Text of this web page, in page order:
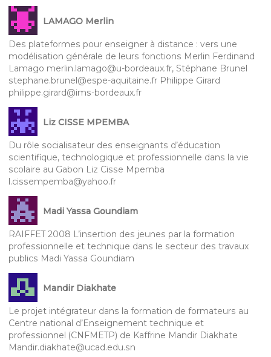
LAMAGO Merlin
Des plateformes pour enseigner à distance : vers une
modélisation générale de leurs fonctions Merlin Ferdinand
Lamago merlin.lamago@u-bordeaux.fr, Stéphane Brunel
stephane.brunel@espe-aquitaine.fr Philippe Girard
philippe.girard@ims-bordeaux.fr
Liz CISSE MPEMBA
Du rôle socialisateur des enseignants d’éducation
scientifique, technologique et professionnelle dans la vie
scolaire au Gabon Liz Cisse Mpemba
l.cissempemba@yahoo.fr
Madi Yassa Goundiam
RAIFFET 2008 L’insertion des jeunes par la formation
professionnelle et technique dans le secteur des travaux
publics Madi Yassa Goundiam
Mandir Diakhate
Le projet intégrateur dans la formation de formateurs au
Centre national d’Enseignement technique et
professionnel (CNFMETP) de Kaffrine Mandir Diakhate
Mandir.diakhate@ucad.edu.sn